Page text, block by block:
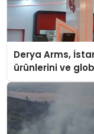
Derya Arms,
ürünlerini ve